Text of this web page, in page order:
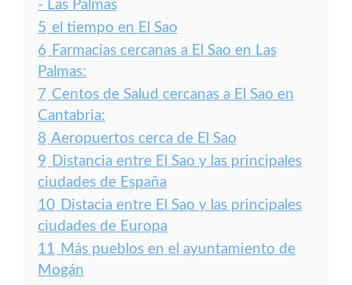
- Las Palmas
5 el tiempo en El Sao
6 Farmacias cercanas a El Sao en Las
Palmas:
7 Centos de Salud cercanas a El Sao en
Cantabria:
8 Aeropuertos cerca de El Sao
9 Distancia entre El Sao y las principales
ciudades de España
10 Distacia entre El Sao y las principales
ciudades de Europa
11 Más pueblos en el ayuntamiento de
Mogán